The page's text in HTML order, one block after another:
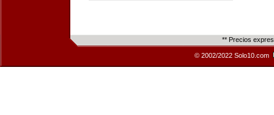
** Precios
© 2002/2022 Solo10.com